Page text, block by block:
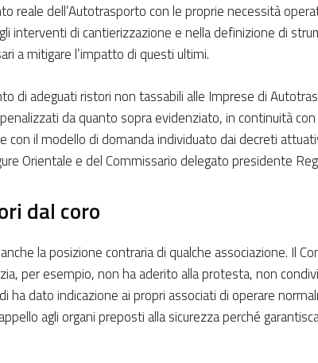
reale dell’Autotrasporto con le proprie necessità
interventi di cantierizzazione e nella definizione di
a mitigare l’impatto di questi ultimi.
di adeguati ristori non tassabili alle Imprese di
da quanto sopra evidenziato, in continuità
con il modello di domanda individuato dai decreti
Orientale e del Commissario delegato presidente
dal coro
anche la posizione contraria di qualche associazione. Il
per esempio, non ha aderito alla protesta, non
ha dato indicazione ai propri associati di operare
agli organi preposti alla sicurezza perché